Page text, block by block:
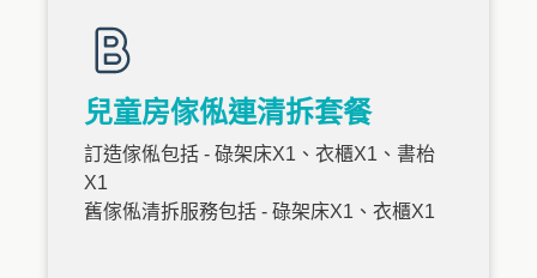
兒童房傢俬連清拆套餐
訂造傢俬包括 - 碌架床X1、衣櫃X1、書枱
X1
舊傢俬清拆服務包括 - 碌架床X1、衣櫃X1